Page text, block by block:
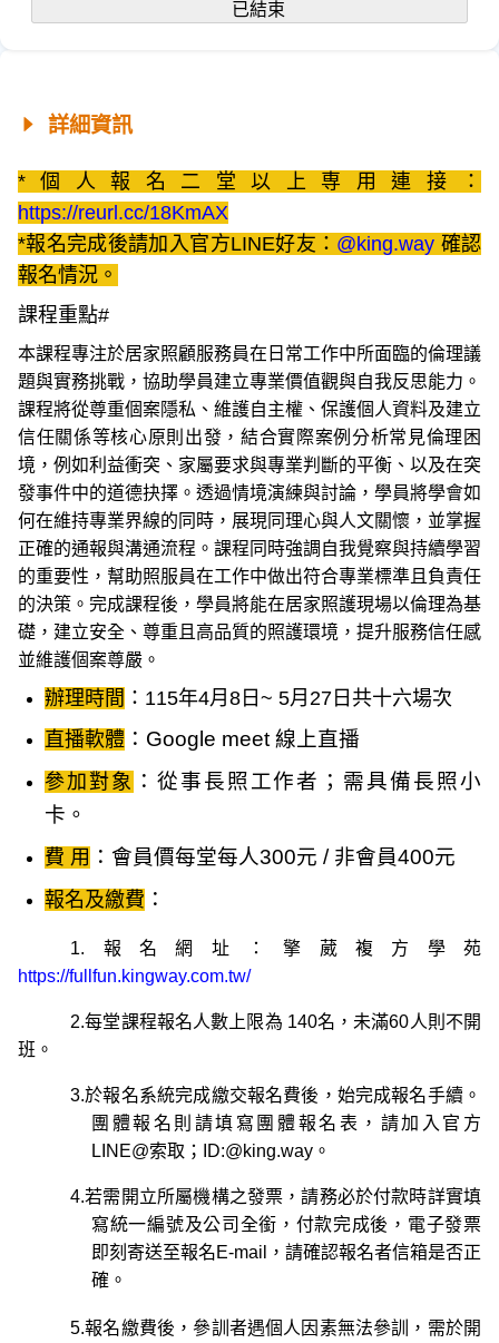
詳細資訊
*個人報名二堂以上専用連接：
https://reurl.cc/18KmAX
*報名完成後請加入官方LINE好友： @king.way 確認
報名情況。
課程重點#
本課程專注於居家照顧服務員在日常工作中所面臨的倫理議
題與實務挑戰，協助學員建立專業價值觀與自我反思能力。
課程將從尊重個案隱私、維護自主權、保護個人資料及建立
信任關係等核心原則出發，結合實際案例分析常見倫理困
境，例如利益衝突、家屬要求與專業判斷的平衡、以及在突
發事件中的道德抉擇。透過情境演練與討論，學員將學會如
何在維持專業界線的同時，展現同理心與人文關懷，並掌握
正確的通報與溝通流程。課程同時強調自我覺察與持續學習
的重要性，幫助照服員在工作中做出符合專業標準且負責任
的決策。完成課程後，學員將能在居家照護現場以倫理為基
礎，建立安全、尊重且高品質的照護環境，提升服務信任感
並維護個案尊嚴。
辦理時間 ：115年4月 8日 ~ 5月27日共十六場次
直播軟體 ：Google meet 線上直播
參加對象 ：從事長照工作者；需具備長照小
卡 。
費 用 ：會員價每堂每人300元 / 非會員400元
報名及繳費 ：
1. 報名網址：擎葳複方學苑
https://fullfun.kingway.com.tw/
2.每堂課程報名人數上限為 140名，未滿60人則不開
班。
3.於報名系統完成繳交報名費後，始完成報名手續。
團體報名則請填寫團體報名表，請加入官方
LINE@索取；ID:@king.way。
4.若需開立所屬機構之發票，請務必於付款時詳實填
寫統一編號及公司全銜，付款完成後，電子發票
即刻寄送至報名E-mail，請確認報名者信箱是否正
確。
5.報名繳費後，參訓者遇個人因素無法參訓，需於開
已結束